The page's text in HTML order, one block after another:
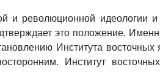
и революционной идеологии
это положение.
Института
Институт